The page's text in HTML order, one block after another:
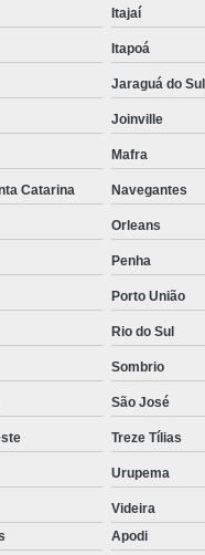
Itajaí
Itapoá
Jaraguá do Sul
Joinville
Mafra
Catarina Navegantes
Orleans
Penha
Porto União
Rio do Sul
Sombrio
São José
Treze Tílias
Urupema
Videira
Apodi